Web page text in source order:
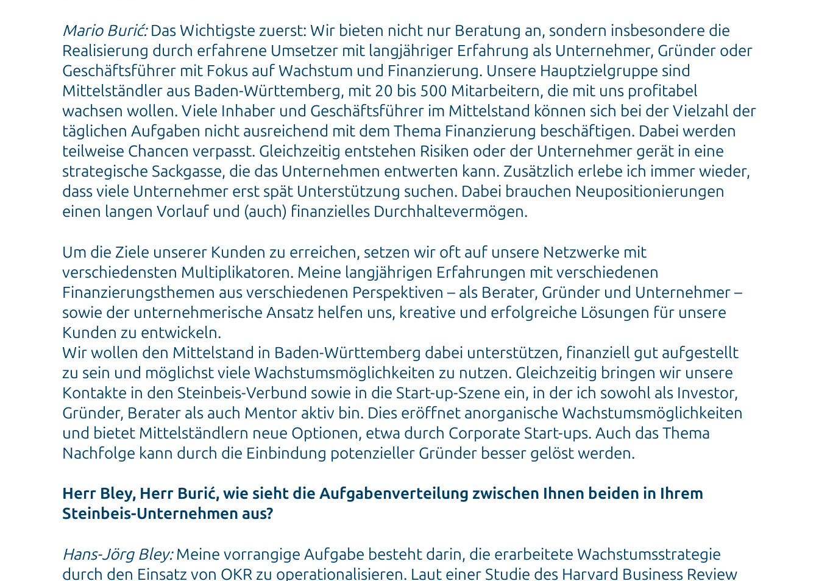
Mario Burić:Das Wichtigste zuerst: Wir bieten nicht nur Beratung an, sondern insbesondere die
Realisierung durch erfahrene Umsetzer mit langjähriger Erfahrung als Unternehmer, Gründer oder
Geschäftsführer mit Fokus auf Wachstum und Finanzierung. Unsere Hauptzielgruppe sind
Mittelständler aus Baden-Württemberg, mit 20 bis 500 Mitarbeitern, die mit uns profitabel
wachsen wollen. Viele Inhaber und Geschäftsführer im Mittelstand können sich bei der Vielzahl der
täglichen Aufgaben nicht ausreichend mit dem Thema Finanzierung beschäftigen. Dabei werden
teilweise Chancen verpasst. Gleichzeitig entstehen Risiken oder der Unternehmer gerät in eine
strategische Sackgasse, die das Unternehmen entwerten kann. Zusätzlich erlebe ich immer wieder,
dass viele Unternehmer erst spät Unterstützung suchen. Dabei brauchen Neupositionierungen
einen langen Vorlauf und (auch) finanzielles Durchhaltevermögen.
Um die Ziele unserer Kunden zu erreichen, setzen wir oft auf unsere Netzwerke mit
verschiedensten Multiplikatoren. Meine langjährigen Erfahrungen mit verschiedenen
Finanzierungsthemen aus verschiedenen Perspektiven – als Berater, Gründer und Unternehmer –
sowie der unternehmerische Ansatz helfen uns, kreative und erfolgreiche Lösungen für unsere
Kunden zu entwickeln.
Wir wollen den Mittelstand in Baden-Württemberg dabei unterstützen, finanziell gut aufgestellt
zu sein und möglichst viele Wachstumsmöglichkeiten zu nutzen. Gleichzeitig bringen wir unsere
Kontakte in den Steinbeis-Verbund sowie in die Start-up-Szene ein, in der ich sowohl als Investor,
Gründer, Berater als auch Mentor aktiv bin. Dies eröffnet anorganische Wachstumsmöglichkeiten
und bietet Mittelständlern neue Optionen, etwa durch Corporate Start-ups. Auch das Thema
Nachfolge kann durch die Einbindung potenzieller Gründer besser gelöst werden.
Herr Bley, Herr Burić, wie sieht die Aufgabenverteilung zwischen Ihnen beiden in Ihrem
Steinbeis-Unternehmen aus?
Hans-Jörg Bley:Meine vorrangige Aufgabe besteht darin, die erarbeitete Wachstumsstrategie
durch den Einsatz von OKR zu operationalisieren. Laut einer Studie des Harvard Business Review